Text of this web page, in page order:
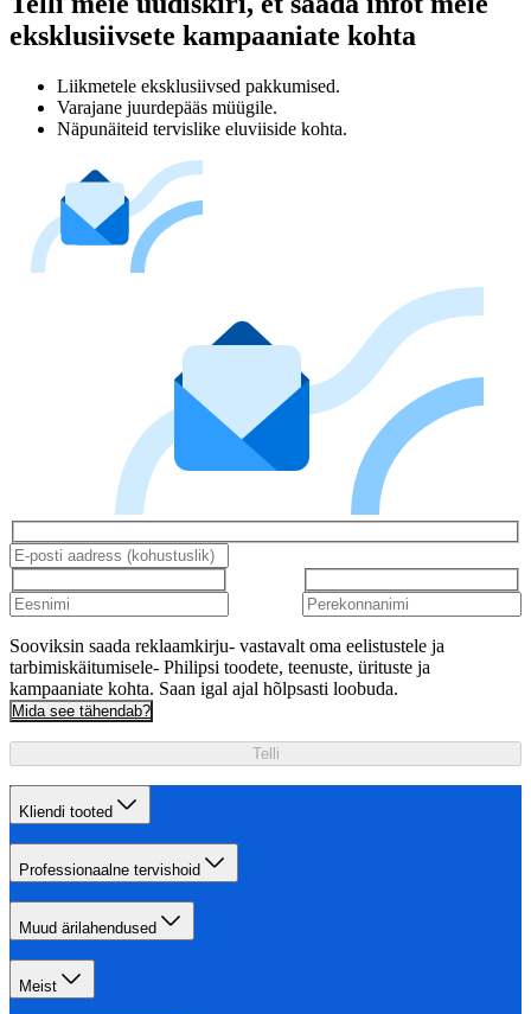
eksklusiivsete kampaaniate kohta
Liikmetele eksklusiivsed pakkumised.
Varajane juurdepääs müügile.
Näpunäiteid tervislike eluviiside kohta.
Sooviksin saada reklaamkirju- vastavalt oma eelistustele ja
tarbimiskäitumisele- Philipsi toodete, teenuste, ürituste ja
kampaaniate kohta. Saan igal ajal hõlpsasti loobuda.
Mida see tähendab?
Telli
Kliendi tooted
Professionaalne tervishoid
Muud ärilahendused
Meist